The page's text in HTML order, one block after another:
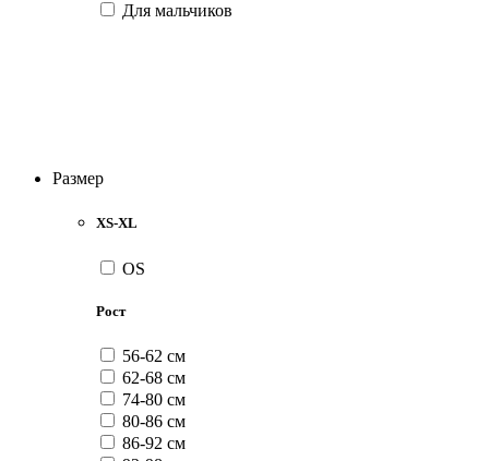
Для мальчиков
Размер
XS-XL
OS
Рост
56-62 см
62-68 см
74-80 см
80-86 см
86-92 см